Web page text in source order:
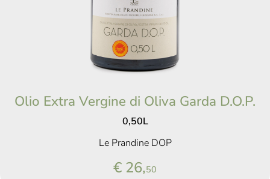
Olio Extra Vergine di Oliva Garda D.O.P.
0,50L
Le Prandine DOP
€ 26,50